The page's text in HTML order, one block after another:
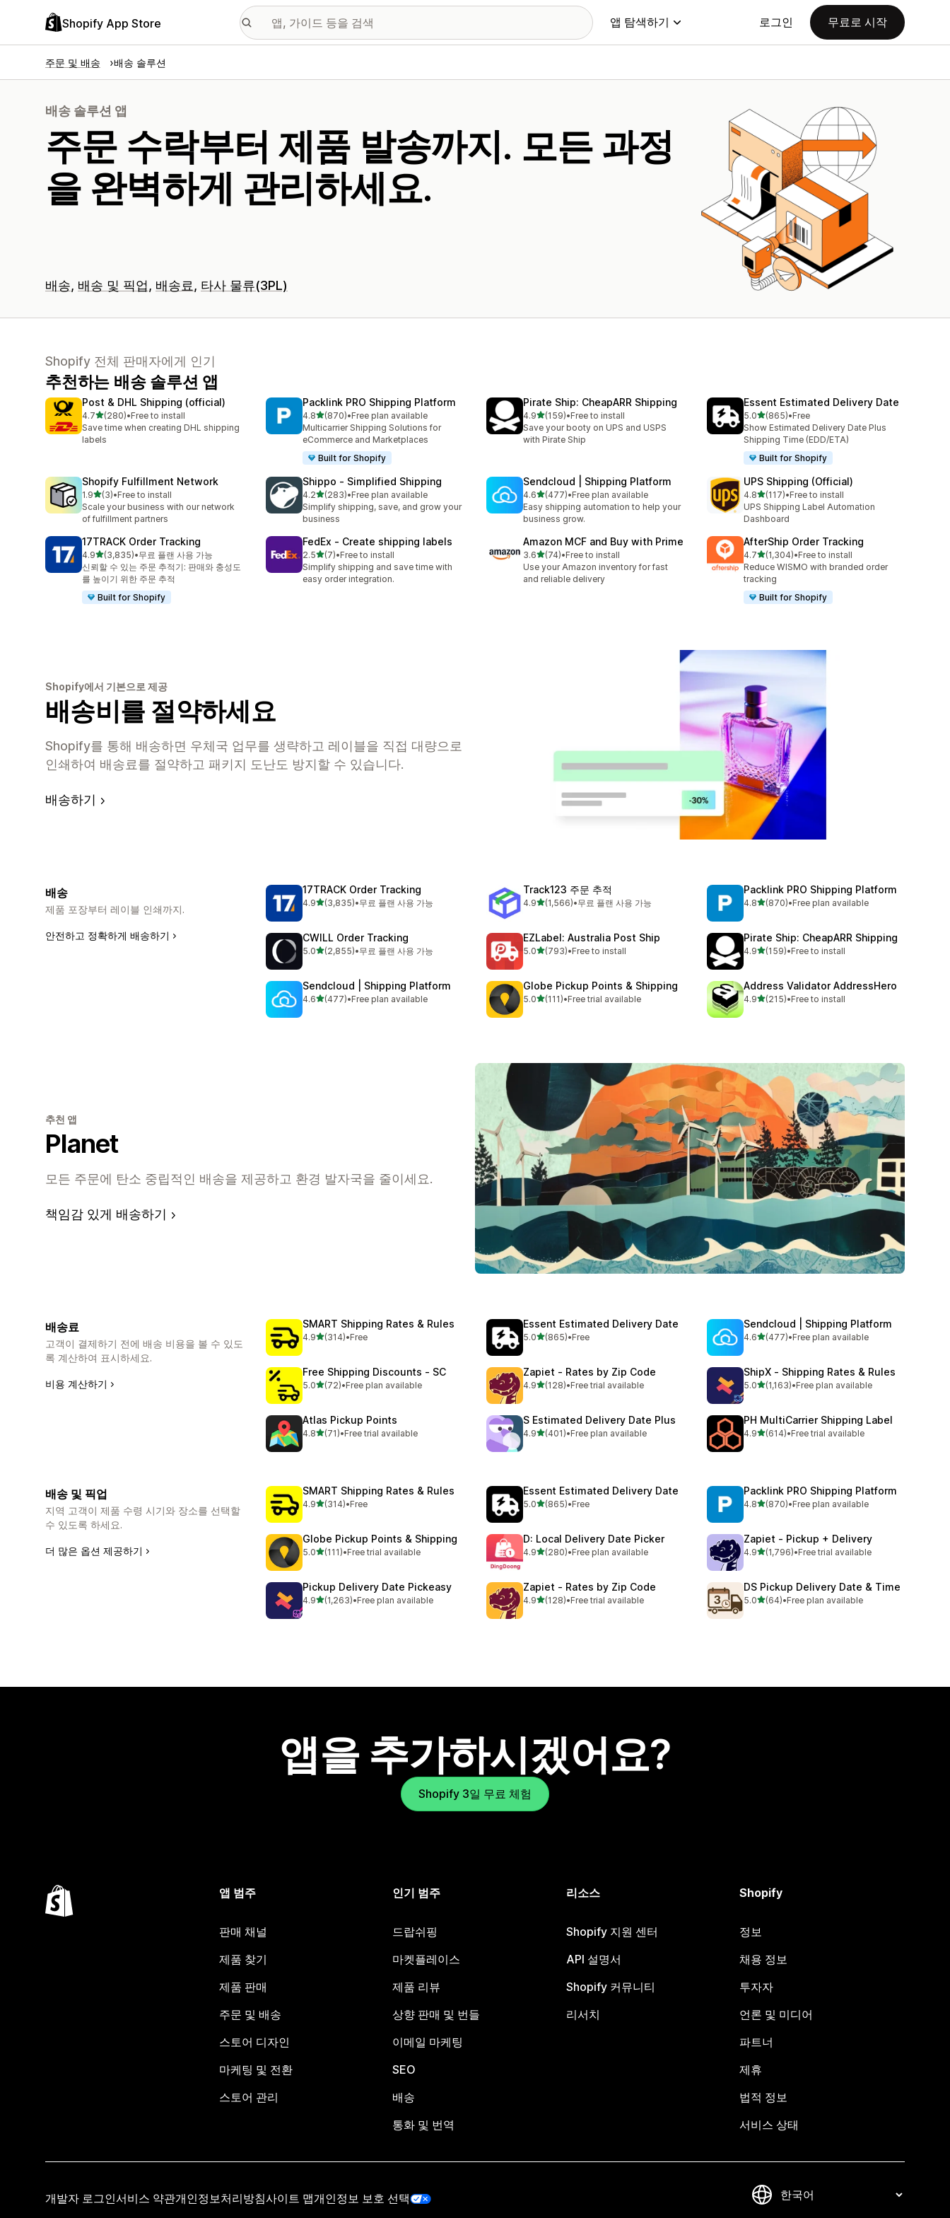
Shopify App Store 앱 탐색하기 로그인 무료로 시작
주문 및 배송 배송 솔루션
배송 솔루션 앱
주문 수락부터 제품 발송까지. 모든 과정
을 완벽하게 관리하세요.
배송 배송 및 픽업 배송료 타사 물류(3PL)
Shopify 전체 판매자에게 인기
추천하는 배송 솔루션 앱
Post & DHL Shipping (official)
4.7별 5개 중
(280)
총 리뷰 280개
•Free to install
Save time when creating DHL shipping
labels
Packlink PRO Shipping Platform
4.8별 5개 중
(870)
총 리뷰 870개
•Free plan available
Multicarrier Shipping Solutions for
eCommerce and Marketplaces
Built for Shopify
Pirate Ship: CheapARR Shipping
4.9별 5개 중
(159)
총 리뷰 159개
•Free to install
Save your booty on UPS and USPS
with Pirate Ship
Essent Estimated Delivery Date
5.0별 5개 중
(865)
총 리뷰 865개
•Free
Show Estimated Delivery Date Plus
Shipping Time (EDD/ETA)
Built for Shopify
Shopify Fulfillment Network
1.9별 5개 중
(3)
총 리뷰 3개
•Free to install
Scale your business with our network
of fulfillment partners
Shippo ‑ Simplified Shipping
4.2별 5개 중
(283)
총 리뷰 283개
•Free plan available
Simplify shipping, save, and grow your
business
Sendcloud | Shipping Platform
4.6별 5개 중
(477)
총 리뷰 477개
•Free plan available
Easy shipping automation to help your
business grow.
UPS Shipping (Official)
4.8별 5개 중
(117)
총 리뷰 117개
•Free to install
UPS Shipping Label Automation
Dashboard
17TRACK Order Tracking
4.9별 5개 중
(3,835)
총 리뷰 3835개
•무료 플랜 사용 가능
신뢰할 수 있는 주문 추적기: 판매와 충성도
를 높이기 위한 주문 추적
Built for Shopify
FedEx ‑ Create shipping labels
2.5별 5개 중
(7)
총 리뷰 7개
•Free to install
Simplify shipping and save time with
easy order integration.
Amazon MCF and Buy with Prime
3.6별 5개 중
(74)
총 리뷰 74개
•Free to install
Use your Amazon inventory for fast
and reliable delivery
AfterShip Order Tracking
4.7별 5개 중
(1,304)
총 리뷰 1304개
•Free to install
Reduce WISMO with branded order
tracking
Built for Shopify
Shopify에서 기본으로 제공
배송비를 절약하세요
Shopify를 통해 배송하면 우체국 업무를 생략하고 레이블을 직접 대량으로
인쇄하여 배송료를 절약하고 패키지 도난도 방지할 수 있습니다.
배송하기
배송
제품 포장부터 레이블 인쇄까지.
안전하고 정확하게 배송하기
17TRACK Order Tracking
4.9별 5개 중
(3,835)
총 리뷰 3835개
•무료 플랜 사용 가능
Track123 주문 추적
4.9별 5개 중
(1,566)
총 리뷰 1566개
•무료 플랜 사용 가능
Packlink PRO Shipping Platform
4.8별 5개 중
(870)
총 리뷰 870개
•Free plan available
CWILL Order Tracking
5.0별 5개 중
(2,855)
총 리뷰 2855개
•무료 플랜 사용 가능
EZLabel: Australia Post Ship
5.0별 5개 중
(793)
총 리뷰 793개
•Free to install
Pirate Ship: CheapARR Shipping
4.9별 5개 중
(159)
총 리뷰 159개
•Free to install
Sendcloud | Shipping Platform
4.6별 5개 중
(477)
총 리뷰 477개
•Free plan available
Globe Pickup Points & Shipping
5.0별 5개 중
(111)
총 리뷰 111개
•Free trial available
Address Validator AddressHero
4.9별 5개 중
(215)
총 리뷰 215개
•Free to install
추천 앱
Planet
모든 주문에 탄소 중립적인 배송을 제공하고 환경 발자국을 줄이세요.
책임감 있게 배송하기
배송료
고객이 결제하기 전에 배송 비용을 볼 수 있도
록 계산하여 표시하세요.
비용 계산하기
SMART Shipping Rates & Rules
4.9별 5개 중
(314)
총 리뷰 314개
•Free
Essent Estimated Delivery Date
5.0별 5개 중
(865)
총 리뷰 865개
•Free
Sendcloud | Shipping Platform
4.6별 5개 중
(477)
총 리뷰 477개
•Free plan available
Free Shipping Discounts ‑ SC
5.0별 5개 중
(72)
총 리뷰 72개
•Free plan available
Zapiet ‑ Rates by Zip Code
4.9별 5개 중
(128)
총 리뷰 128개
•Free trial available
ShipX ‑ Shipping Rates & Rules
5.0별 5개 중
(1,163)
총 리뷰 1163개
•Free plan available
Atlas Pickup Points
4.8별 5개 중
(71)
총 리뷰 71개
•Free trial available
S Estimated Delivery Date Plus
4.9별 5개 중
(401)
총 리뷰 401개
•Free plan available
PH MultiCarrier Shipping Label
4.9별 5개 중
(614)
총 리뷰 614개
•Free trial available
배송 및 픽업
지역 고객이 제품 수령 시기와 장소를 선택할
수 있도록 하세요.
더 많은 옵션 제공하기
SMART Shipping Rates & Rules
4.9별 5개 중
(314)
총 리뷰 314개
•Free
Essent Estimated Delivery Date
5.0별 5개 중
(865)
총 리뷰 865개
•Free
Packlink PRO Shipping Platform
4.8별 5개 중
(870)
총 리뷰 870개
•Free plan available
Globe Pickup Points & Shipping
5.0별 5개 중
(111)
총 리뷰 111개
•Free trial available
D: Local Delivery Date Picker
4.9별 5개 중
(280)
총 리뷰 280개
•Free plan available
Zapiet ‑ Pickup + Delivery
4.9별 5개 중
(1,796)
총 리뷰 1796개
•Free trial available
Pickup Delivery Date Pickeasy
4.9별 5개 중
(1,263)
총 리뷰 1263개
•Free plan available
Zapiet ‑ Rates by Zip Code
4.9별 5개 중
(128)
총 리뷰 128개
•Free trial available
DS Pickup Delivery Date & Time
5.0별 5개 중
(64)
총 리뷰 64개
•Free plan available
앱을 추가하시겠어요?
Shopify 3일 무료 체험
앱 범주
판매 채널
제품 찾기
제품 판매
주문 및 배송
스토어 디자인
마케팅 및 전환
스토어 관리
인기 범주
드랍쉬핑
마켓플레이스
제품 리뷰
상향 판매 및 번들
이메일 마케팅
SEO
배송
통화 및 번역
리소스
Shopify 지원 센터
API 설명서
Shopify 커뮤니티
리서치
Shopify
정보
채용 정보
투자자
언론 및 미디어
파트너
제휴
법적 정보
서비스 상태
개발자 로그인서비스 약관개인정보처리방침사이트 맵개인정보 보호 선택